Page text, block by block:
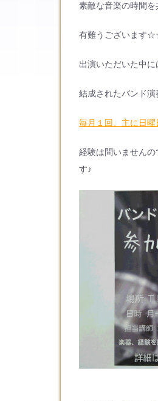
素敵な音楽の時間を
有難うございま
出演いただいた中に
結成されたバンド
毎月１回、主に日
経験は問いません
す♪